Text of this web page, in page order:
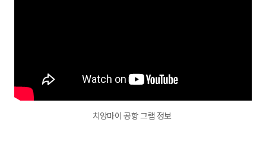
치앙마이 공항 그랩 정보